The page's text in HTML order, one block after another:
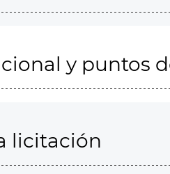
y puntos
licitación